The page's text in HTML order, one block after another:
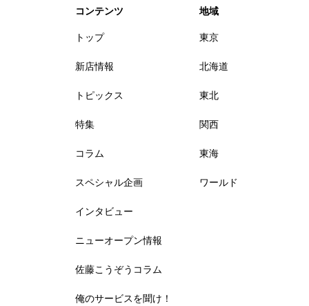
コンテンツ
トップ
新店情報
トピックス
特集
コラム
スペシャル企画
インタビュー
ニューオープン情報
佐藤こうぞうコラム
俺のサービスを聞け！
地域
東京
北海道
東北
関西
東海
ワールド